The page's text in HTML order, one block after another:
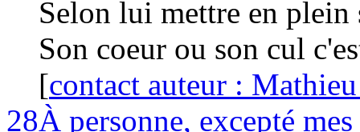
Selon lui mettre en plein
Son coeur ou son cul
[contact auteur :
28À personne, excepté